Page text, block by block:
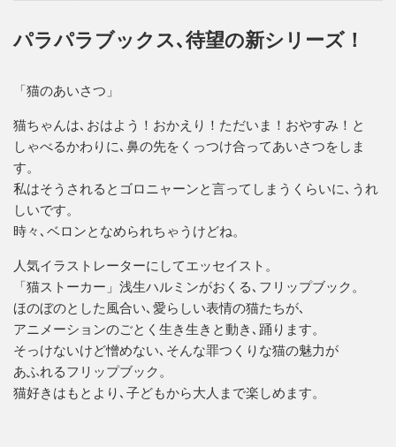
パラパラブックス､待望の新シリーズ！
「猫のあいさつ」
猫ちゃんは､おはよう！おかえり！ただいま！おやすみ！と
しゃべるかわりに､鼻の先をくっつけ合ってあいさつをしま
す。
私はそうされるとゴロニャーンと言ってしまうくらいに､うれ
しいです。
時々､ベロンとなめられちゃうけどね。
人気イラストレーターにしてエッセイスト。
「猫ストーカー」浅生ハルミンがおくる､フリップブック。
ほのぼのとした風合い､愛らしい表情の猫たちが､
アニメーションのごとく生き生きと動き､踊ります。
そっけないけど憎めない､そんな罪つくりな猫の魅力が
あふれるフリップブック。
猫好きはもとより､子どもから大人まで楽しめます。